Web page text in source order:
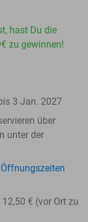
hast Du die
zu gewinnen!
3 Jan. 2027
über
unter der
€ (vor Ort zu